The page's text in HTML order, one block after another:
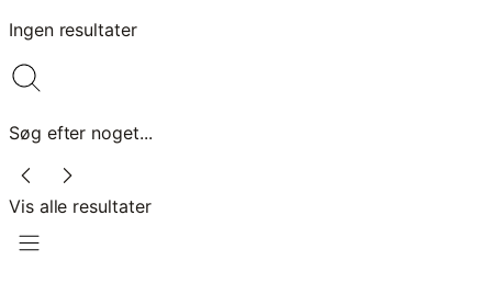
Ingen resultater
Søg efter noget...
Vis alle resultater